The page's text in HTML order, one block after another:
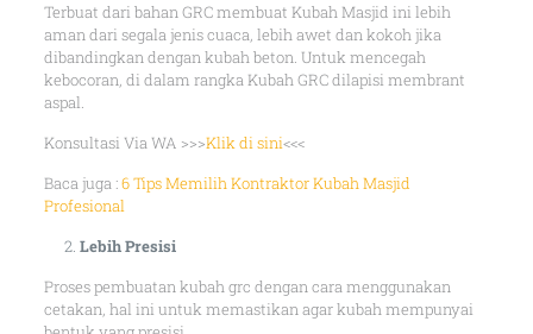
Terbuat dari bahan GRC membuat Kubah Masjid ini lebih
aman dari segala jenis cuaca, lebih awet dan kokoh jika
dibandingkan dengan kubah beton. Untuk mencegah
kebocoran, di dalam rangka Kubah GRC dilapisi membrant
aspal.
Konsultasi Via WA >>>Klik di sini<<<
Baca juga :6 Tips Memilih Kontraktor Kubah Masjid
Profesional
Lebih Presisi
Proses pembuatan kubah grc dengan cara menggunakan
cetakan, hal ini untuk memastikan agar kubah mempunyai